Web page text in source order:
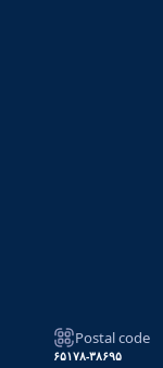
Postal code
۶۵۱۷۸-۳۸۶۹۵